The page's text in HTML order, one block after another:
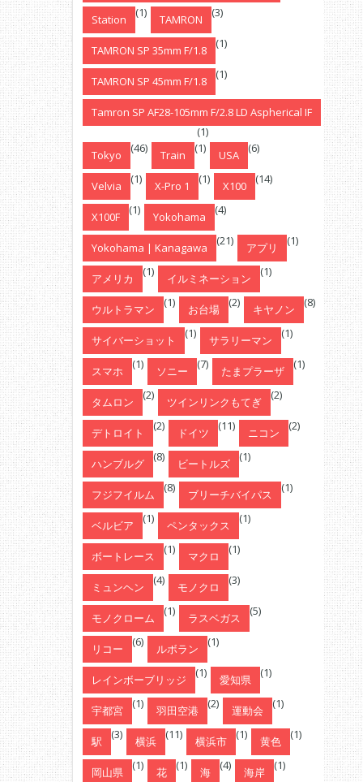
Station (1) TAMRON (3)
TAMRON SP 35mm F/1.8 (1)
TAMRON SP 45mm F/1.8 (1)
Tamron SP AF28-105mm F/2.8 LD Aspherical IF
(1)
Tokyo
(46) Train (1) USA (6)
Velvia (1) X-Pro 1 (1) X100 (14)
X100F (1) Yokohama (4)
Yokohama | Kanagawa (21) アプリ (1)
アメリカ (1) イルミネーション (1)
ウルトラマン (1) お台場 (2) キヤノン (8)
サイバーショット (1) サラリーマン (1)
スマホ (1) ソニー (7) たまプラーザ (1)
タムロン (2) ツインリンクもてぎ (2)
デトロイト (2) ドイツ (11) ニコン (2)
ハンブルグ (8) ビートルズ (1)
フジフイルム (8) ブリーチバイパス (1)
ベルビア (1) ペンタックス (1)
ボートレース (1) マクロ (1)
ミュンヘン (4) モノクロ (3)
モノクローム (1) ラスベガス (5)
リコー (6) ルボラン (1)
レインボーブリッジ (1) 愛知県 (1)
宇都宮 (1) 羽田空港 (2) 運動会 (1)
駅 (3) 横浜 (11) 横浜市 (1) 黄色 (1)
岡山県 (1) 花 (1) 海 (4) 海岸 (1)